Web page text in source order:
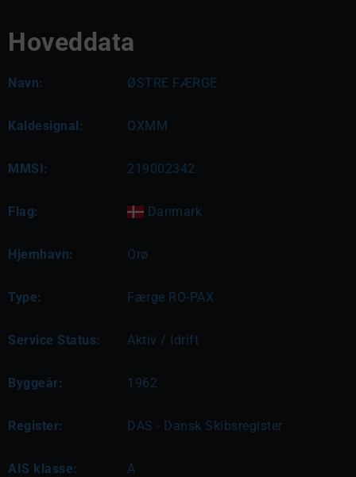
Hoveddata
Navn: ØSTRE FÆRGE
Kaldesignal: OXMM
MMSI: 219002342
Flag: Danmark
Hjemhavn: Orø
Type: Færge RO-PAX
Service Status: Aktiv / Idrift
Byggeår: 1962
Register: DAS - Dansk Skibsregister
AIS klasse: A